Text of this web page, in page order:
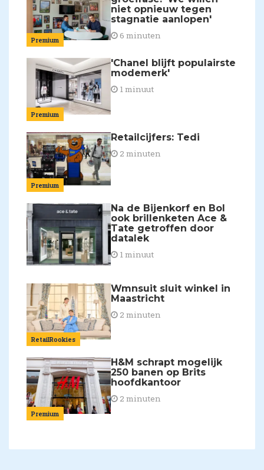
Premium
niet opnieuw tegen
stagnatie aanlopen'
6 minuten
Premium
'Chanel blijft populairste
modemerk'
1 minuut
Premium
Retailcijfers: Tedi
2 minuten
Na de Bijenkorf en Bol
ook brillenketen Ace &
Tate getroffen door
datalek
1 minuut
RetailRookies
Wmnsuit sluit winkel in
Maastricht
2 minuten
Premium
H&M schrapt mogelijk
250 banen op Brits
hoofdkantoor
2 minuten